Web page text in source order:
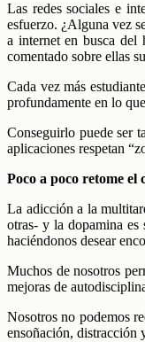
Las redes sociales e
esfuerzo. ¿Alguna vez
a internet en busca del
comentado sobre ellas
Cada vez más
profundamente en lo
Conseguirlo puede ser
aplicaciones respetan
Poco a poco retome el
La adicción a la
otras- y la dopamina es
haciéndonos desear
Muchos de nosotros
mejoras de
Nosotros no podemos
ensoñación, distracción